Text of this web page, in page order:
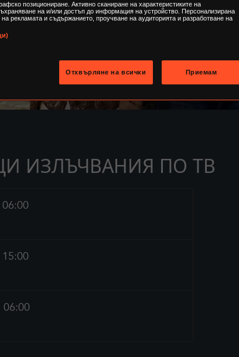
ИЗЛЪЧВАНИЯ ПО ТВ
позициониране. Активно сканиране на характеристиките на
на и/или достъп до информация на устройство. Персонализирана
рекламата и съдържанието, проучване на аудиторията и разработване на
Отхвърляне на всички Приемам